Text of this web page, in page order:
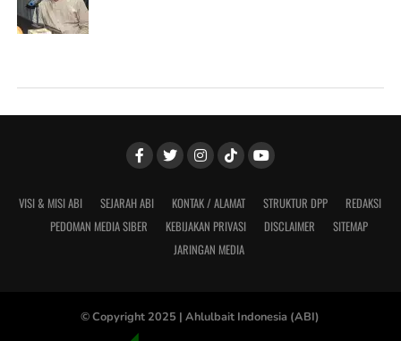
VISI & MISI ABI SEJARAH ABI KONTAK / ALAMAT STRUKTUR DPP
REDAKSI
PEDOMAN MEDIA SIBER
KEBIJAKAN PRIVASI DISCLAIMER
SITEMAP
JARINGAN MEDIA
© Copyright 2025 | Ahlulbait Indonesia (ABI)